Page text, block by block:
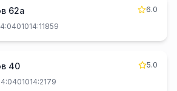
62а
6.0
40
5.0